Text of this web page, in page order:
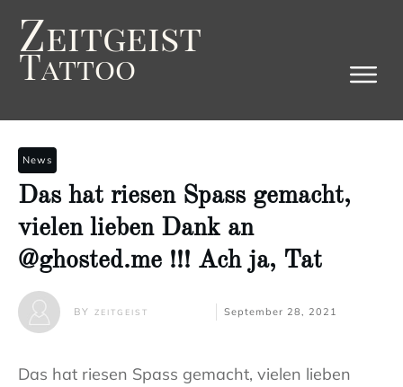
Zeitgeist
Tattoo
News
Das hat riesen Spass gemacht,
vielen lieben Dank an
@ghosted.me !!! Ach ja, Tat
BYZEITGEIST September 28, 2021
Das hat riesen Spass gemacht, vielen lieben